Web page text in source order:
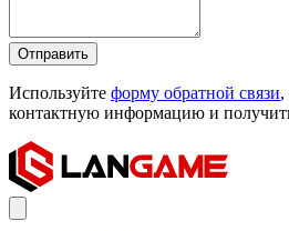
Отправить
Используйте форму обратной связи,
контактную информацию и